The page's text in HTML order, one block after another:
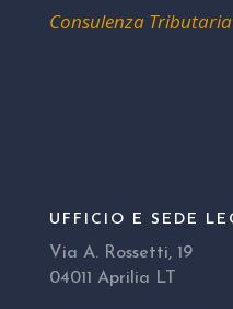
Consulenza
UFFICIO E SEDE
Via A. Rossetti, 19
04011 Aprilia LT